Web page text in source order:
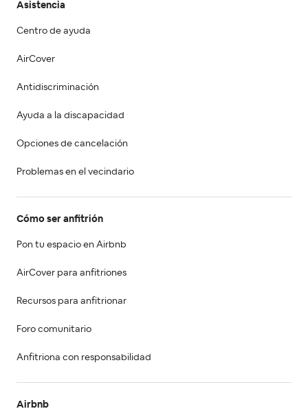
Asistencia
Centro de ayuda
AirCover
Antidiscriminación
Ayuda a la discapacidad
Opciones de cancelación
Problemas en el vecindario
Cómo ser anfitrión
Pon tu espacio en Airbnb
AirCover para anfitriones
Recursos para anfitrionar
Foro comunitario
Anfitriona con responsabilidad
Airbnb